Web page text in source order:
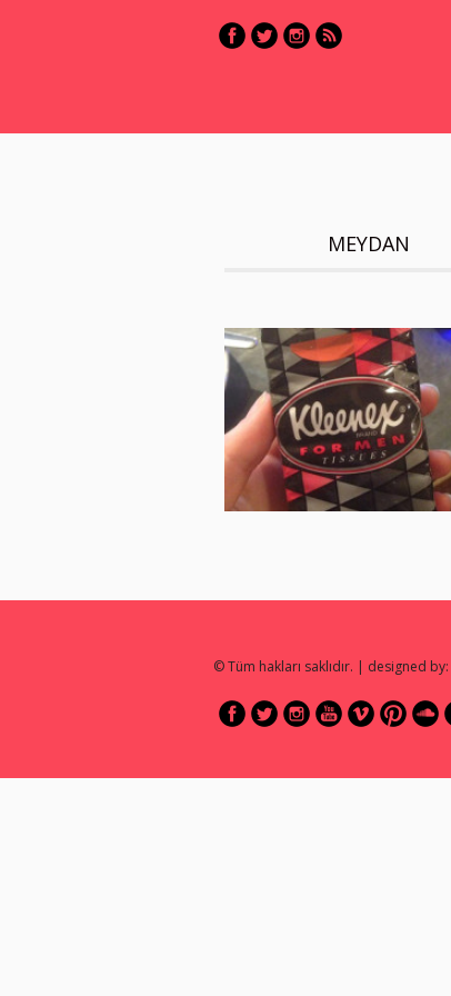
MEYDAN
© Tüm hakları saklıdır. | designed by: